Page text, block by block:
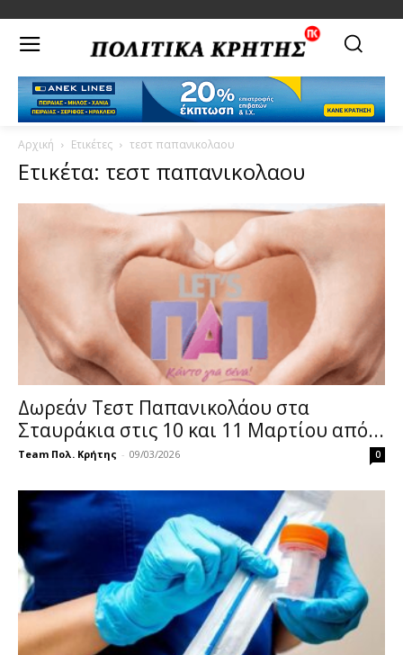
Αρχική Ετικέτες τεστ παπανικολαου
Ετικέτα: τεστ παπανικολαου
Δωρεάν Τεστ Παπανικολάου στα
Σταυράκια στις 10 και 11 Μαρτίου από...
Team Πολ. Κρήτης - 09/03/2026 0